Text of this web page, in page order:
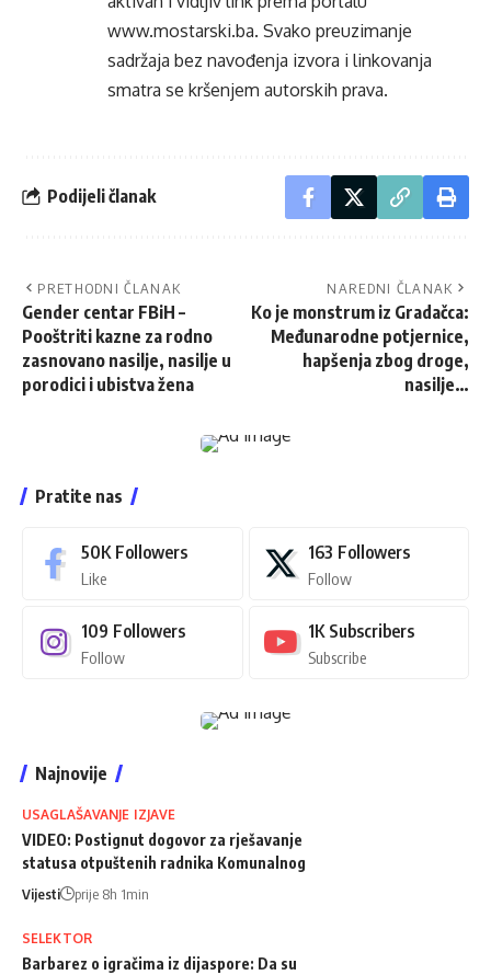
www.mostarski.ba. Svako preuzimanje
sadržaja bez navođenja izvora i linkovanja
smatra se kršenjem autorskih prava.
Podijeli članak
PRETHODNI ČLANAK
Gender centar FBiH –
Pooštriti kazne za rodno
zasnovano nasilje, nasilje u
porodici i ubistva žena
NAREDNI ČLANAK
Ko je monstrum iz Gradačca:
Međunarodne potjernice,
hapšenja zbog droge,
nasilje…
Pratite nas
50K Followers
Like
163 Followers
Follow
109 Followers
Follow
1K Subscribers
Subscribe
Najnovije
USAGLAŠAVANJE IZJAVE
VIDEO: Postignut dogovor za rješavanje
statusa otpuštenih radnika Komunalnog
Vijesti prije 8h 1min
SELEKTOR
Barbarez o igračima iz dijaspore: Da su